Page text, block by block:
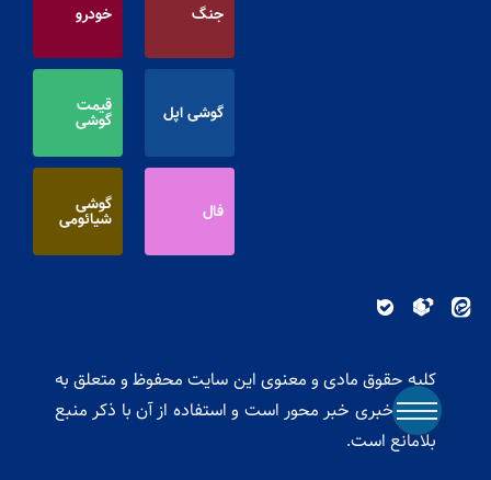
جنگ خودرو
گوشی اپل قیمت
گوشی
فال گوشی
شیائومی
کلیه حقوق مادی و معنوی این سایت محفوظ و متعلق به
پایگاه خبری خبر محور است و استفاده از آن با ذکر منبع
بلامانع است.